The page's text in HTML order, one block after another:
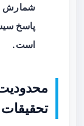
پاسخ
است.
تحقیقات